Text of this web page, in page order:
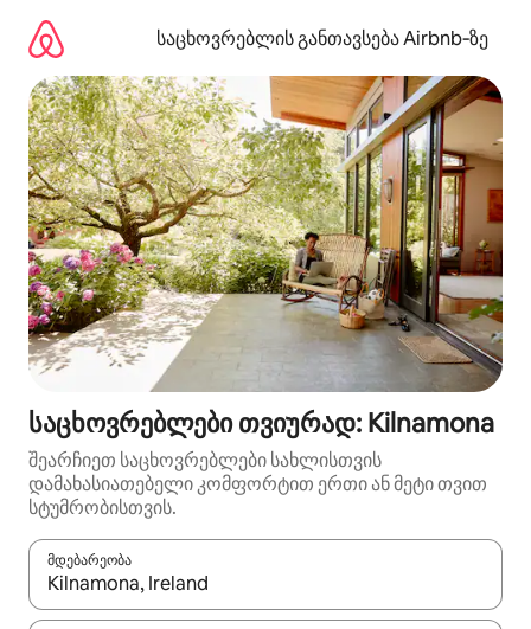
გადასვლა
საცხოვრებლის განთავსება Airbnb‑ზე
საცხოვრებლები თვიურად: Kilnamona
შეარჩიეთ საცხოვრებლები სახლისთვის
დამახასიათებელი კომფორტით ერთი ან მეტი თვით
სტუმრობისთვის.
მდებარეობა
როცა შედეგები ხელმისაწვდომი გახდება, ნავიგაციისთვის